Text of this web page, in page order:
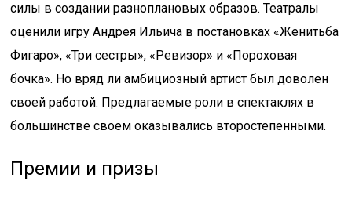
силы в создании разноплановых образов. Театралы
оценили игру Андрея Ильича в постановках «Женитьба
Фигаро», «Три сестры», «Ревизор» и «Пороховая
бочка». Но вряд ли амбициозный артист был доволен
своей работой. Предлагаемые роли в спектаклях в
большинстве своем оказывались второстепенными.
Премии и призы